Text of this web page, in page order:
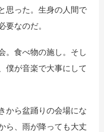
思った。生身の人間で
要なのだ。
。食べ物の施し。そし
僕が音楽で大事にして
から盆踊りの会場にな
ら、雨が降っても大丈